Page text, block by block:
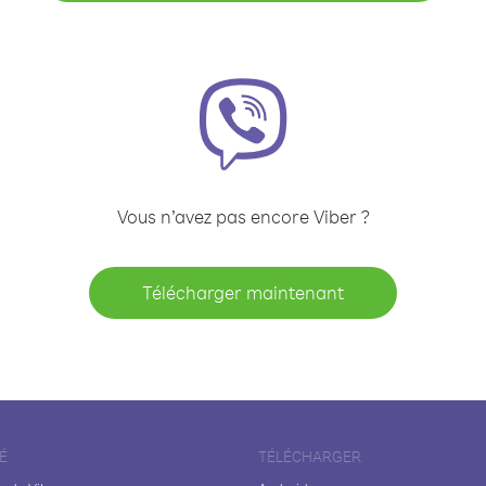
Vous n’avez pas encore Viber ?
Télécharger maintenant
TÉLÉCHARGER